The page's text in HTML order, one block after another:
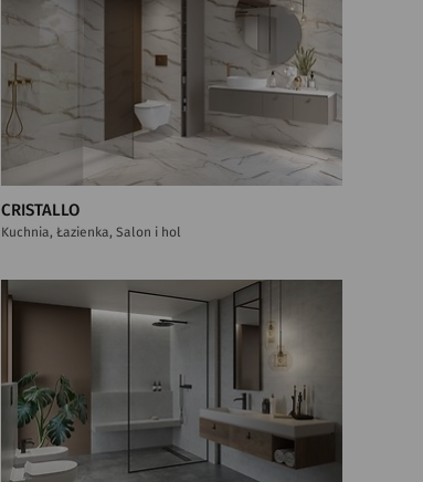
CRISTALLO
Kuchnia, Łazienka, Salon i hol